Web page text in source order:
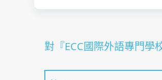
課程特色
對『ECC國際外語專門學